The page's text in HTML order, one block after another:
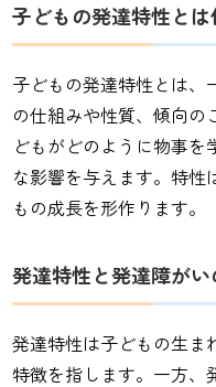
子どもの発達特性とは
子どもの発達特性とは、
の仕組みや性質、傾向
どもがどのように物事
な影響を与えます。特
もの成長を形作ります。
発達特性と発達障が
発達特性は子どもの生ま
特徴を指します。一方、